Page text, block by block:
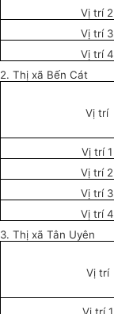
Vị trí 2
Vị trí 3
Vị trí 4
2. Thị xã Bến Cát
Vị trí
Vị trí 1
Vị trí 2
Vị trí 3
Vị trí 4
3. Thị xã Tân Uyên
Vị trí